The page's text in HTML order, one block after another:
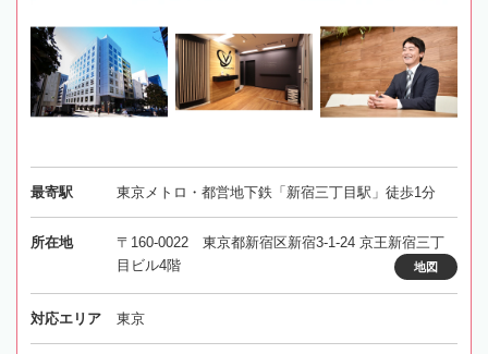
最寄駅 東京メトロ・都営地下鉄「新宿三丁目駅」徒歩1分
所在地
〒160-0022 東京都新宿区新宿3-1-24 京王新宿三丁
目ビル4階
地図
対応エリア 東京